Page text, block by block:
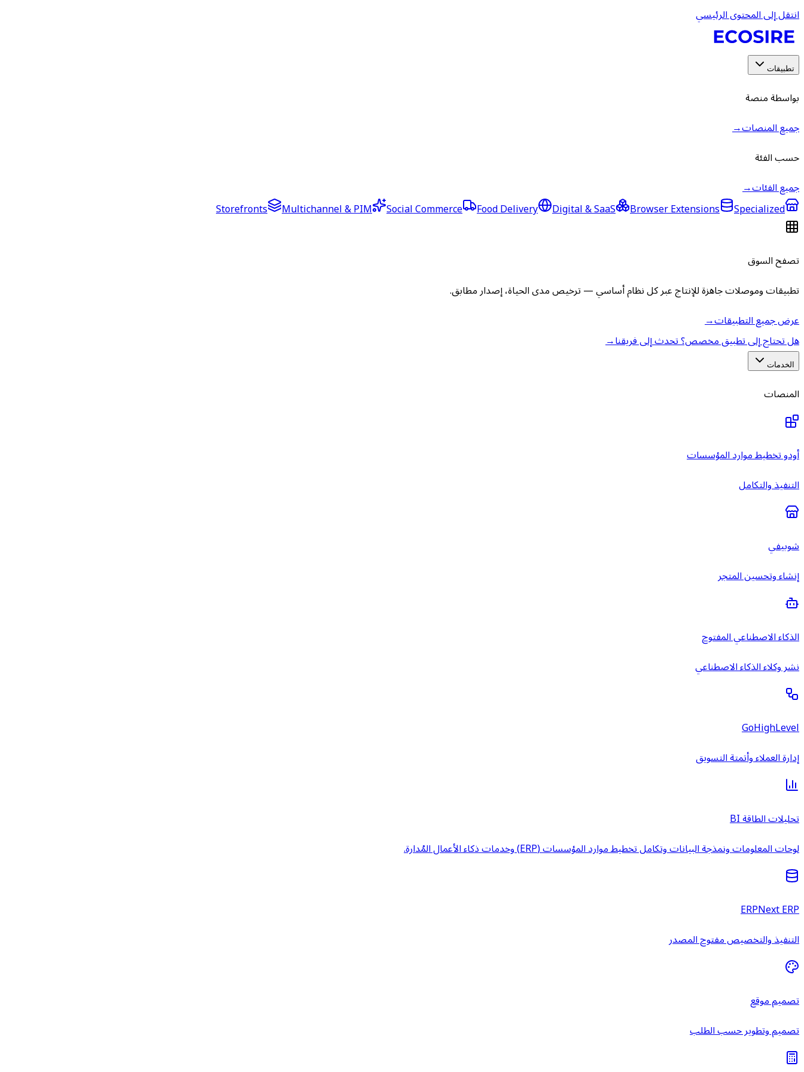
انتقل إلى المحتوى الرئيسي
تطبيقات
بواسطة منصة
جميع المنصات→
حسب الفئة
جميع الفئات→
Storefronts
Multichannel & PIM Social Commerce Food Delivery Digital & SaaS Browser Extensions Specialized
تصفح السوق
تطبيقات وموصلات جاهزة للإنتاج عبر كل نظام أساسي — ترخيص مدى الحياة، إصدار مطابق.
عرض جميع التطبيقات→
هل تحتاج إلى تطبيق مخصص؟ تحدث إلى فريقنا→
الخدمات
المنصات
أودو تخطيط موارد المؤسسات
التنفيذ والتكامل
شوبيفي
إنشاء وتحسين المتجر
الذكاء الاصطناعي المفتوح
نشر وكلاء الذكاء الاصطناعي
GoHighLevel
إدارة العملاء وأتمتة التسويق
تحليلات الطاقة BI
لوحات المعلومات ونمذجة البيانات وتكامل تخطيط موارد المؤسسات (ERP) وخدمات ذكاء الأعمال المُدارة.
ERPNext ERP
التنفيذ والتخصيص مفتوح المصدر
تصميم موقع
تصميم وتطوير حسب الطلب